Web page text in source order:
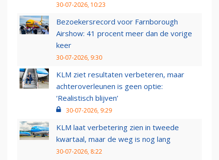
30-07-2026, 10:23
Bezoekersrecord voor Farnborough
Airshow: 41 procent meer dan de vorige
keer
30-07-2026, 9:30
KLM ziet resultaten verbeteren, maar
achteroverleunen is geen optie:
‘Realistisch blijven’
30-07-2026, 9:29
KLM laat verbetering zien in tweede
kwartaal, maar de weg is nog lang
30-07-2026, 8:22